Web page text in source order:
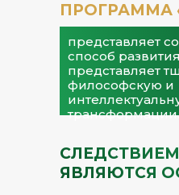
представляет
способ
представляет
философскую и
ПРОГРАММА
ЯВЛЯЮТСЯ